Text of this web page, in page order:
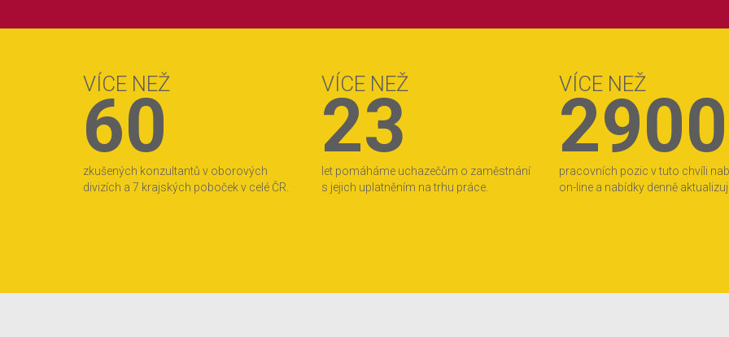
VÍCE NEŽ
60
zkušených konzultantů v oborových
divizích a 7 krajských poboček v celé ČR.
VÍCE NEŽ
23
let pomáháme uchazečům o zaměstnání
s jejich uplatněním na trhu práce.
VÍCE NEŽ
2900
pracovních pozic v tuto chvíli
on-line a nabídky denně